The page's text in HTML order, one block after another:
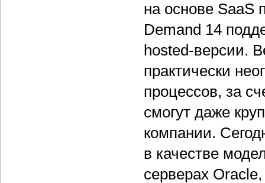
на основе SaaS
Demand 14
hosted-версии.
практически
процессов, за
смогут даже
компании.
в качестве
серверах